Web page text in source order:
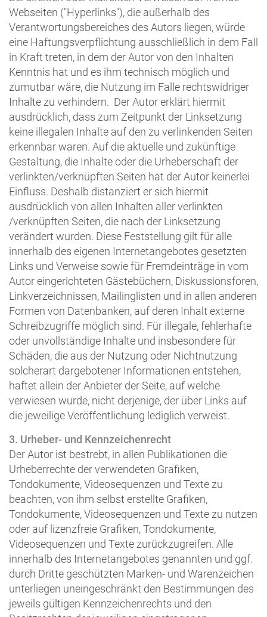
Webseiten ("Hyperlinks"), die außerhalb des
Verantwortungsbereiches des Autors liegen, würde
eine Haftungsverpflichtung ausschließlich in dem Fall
in Kraft treten, in dem der Autor von den Inhalten
Kenntnis hat und es ihm technisch möglich und
zumutbar wäre, die Nutzung im Falle rechtswidriger
Inhalte zu verhindern. Der Autor erklärt hiermit
ausdrücklich, dass zum Zeitpunkt der Linksetzung
keine illegalen Inhalte auf den zu verlinkenden Seiten
erkennbar waren. Auf die aktuelle und zukünftige
Gestaltung, die Inhalte oder die Urheberschaft der
verlinkten/verknüpften Seiten hat der Autor keinerlei
Einfluss. Deshalb distanziert er sich hiermit
ausdrücklich von allen Inhalten aller verlinkten
/verknüpften Seiten, die nach der Linksetzung
verändert wurden. Diese Feststellung gilt für alle
innerhalb des eigenen Internetangebotes gesetzten
Links und Verweise sowie für Fremdeinträge in vom
Autor eingerichteten Gästebüchern, Diskussionsforen,
Linkverzeichnissen, Mailinglisten und in allen anderen
Formen von Datenbanken, auf deren Inhalt externe
Schreibzugriffe möglich sind. Für illegale, fehlerhafte
oder unvollständige Inhalte und insbesondere für
Schäden, die aus der Nutzung oder Nichtnutzung
solcherart dargebotener Informationen entstehen,
haftet allein der Anbieter der Seite, auf welche
verwiesen wurde, nicht derjenige, der über Links auf
die jeweilige Veröffentlichung lediglich verweist.
3. Urheber- und Kennzeichenrecht
Der Autor ist bestrebt, in allen Publikationen die
Urheberrechte der verwendeten Grafiken,
Tondokumente, Videosequenzen und Texte zu
beachten, von ihm selbst erstellte Grafiken,
Tondokumente, Videosequenzen und Texte zu nutzen
oder auf lizenzfreie Grafiken, Tondokumente,
Videosequenzen und Texte zurückzugreifen. Alle
innerhalb des Internetangebotes genannten und ggf.
durch Dritte geschützten Marken- und Warenzeichen
unterliegen uneingeschränkt den Bestimmungen des
jeweils gültigen Kennzeichenrechts und den